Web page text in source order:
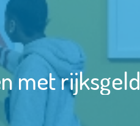
met rijksgeld